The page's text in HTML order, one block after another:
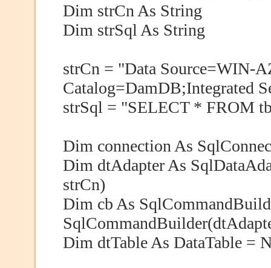
Dim strCn As String
Dim strSql As String
strCn = "Data Source=WIN-
Catalog=DamDB;Integrated
strSql = "SELECT * FROM
Dim connection As
Dim dtAdapter As
strCn)
Dim cb As
Dim dtTable As DataTable =